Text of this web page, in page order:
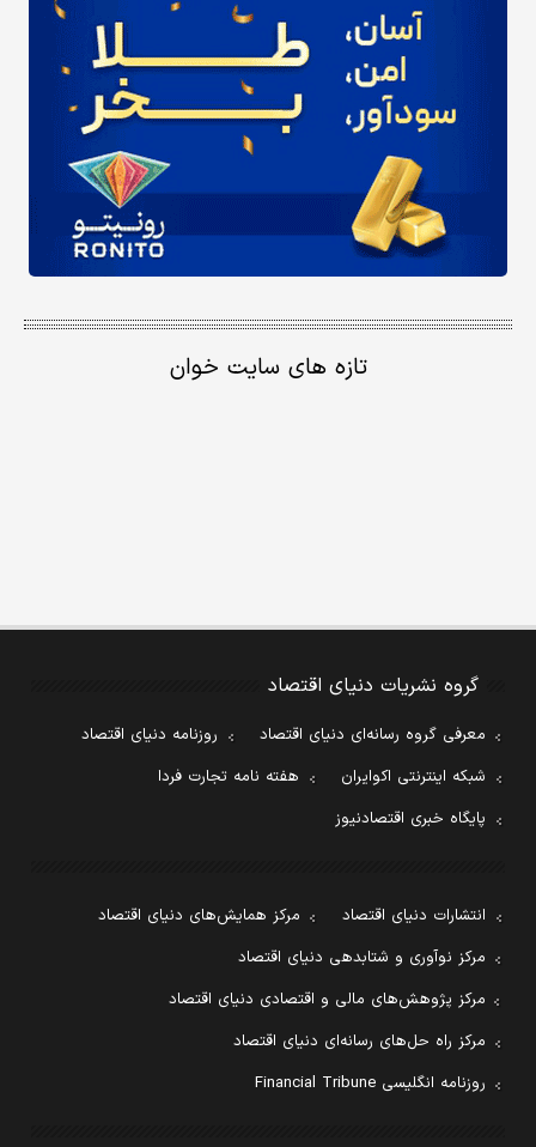
تازه های سایت خوان
گروه نشریات دنیای اقتصاد
معرفی گروه رسانه‌ای دنیای اقتصاد
روزنامه دنیای اقتصاد
شبکه اینترنتی اکوایران
هفته نامه تجارت فردا
پایگاه خبری اقتصادنیوز
انتشارات دنیای اقتصاد
مرکز همایش‌های دنیای اقتصاد
مرکز نوآوری و شتابدهی دنیای اقتصاد
مرکز پژوهش‌های مالی و اقتصادی دنیای اقتصاد
مرکز راه حل‌های رسانه‌ای دنیای اقتصاد
روزنامه انگلیسی Financial Tribune